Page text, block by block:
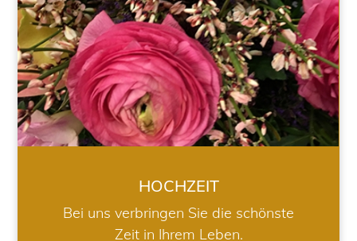
HOCHZEIT
Bei uns verbringen Sie die schönste
Zeit in Ihrem Leben.